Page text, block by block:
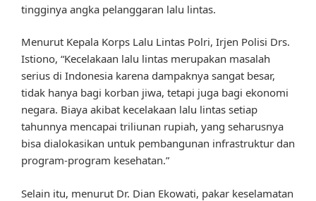
tingginya angka pelanggaran lalu lintas.
Menurut Kepala Korps Lalu Lintas Polri, Irjen Polisi Drs.
Istiono, “Kecelakaan lalu lintas merupakan masalah
serius di Indonesia karena dampaknya sangat besar,
tidak hanya bagi korban jiwa, tetapi juga bagi ekonomi
negara. Biaya akibat kecelakaan lalu lintas setiap
tahunnya mencapai triliunan rupiah, yang seharusnya
bisa dialokasikan untuk pembangunan infrastruktur dan
program-program kesehatan.”
Selain itu, menurut Dr. Dian Ekowati, pakar keselamatan